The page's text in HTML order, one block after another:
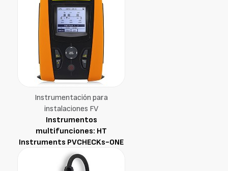
Instrumentación para
instalaciones FV
Instrumentos
multifunciones: HT
Instruments PVCHECKs-ONE